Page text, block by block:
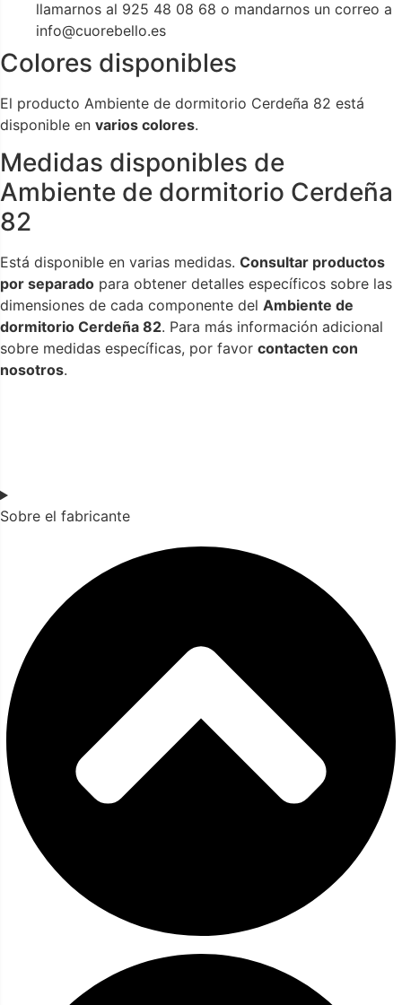
llamarnos al 925 48 08 68 o mandarnos un correo a
info@cuorebello.es
Colores disponibles
El producto Ambiente de dormitorio Cerdeña 82 está
disponible en varios colores.
Medidas disponibles de
Ambiente de dormitorio Cerdeña
82
Está disponible en varias medidas. Consultar productos
por separado para obtener detalles específicos sobre las
dimensiones de cada componente del Ambiente de
dormitorio Cerdeña 82. Para más información adicional
sobre medidas específicas, por favor contacten con
nosotros.
Sobre el fabricante